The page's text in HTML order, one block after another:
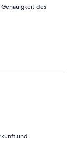
des
und